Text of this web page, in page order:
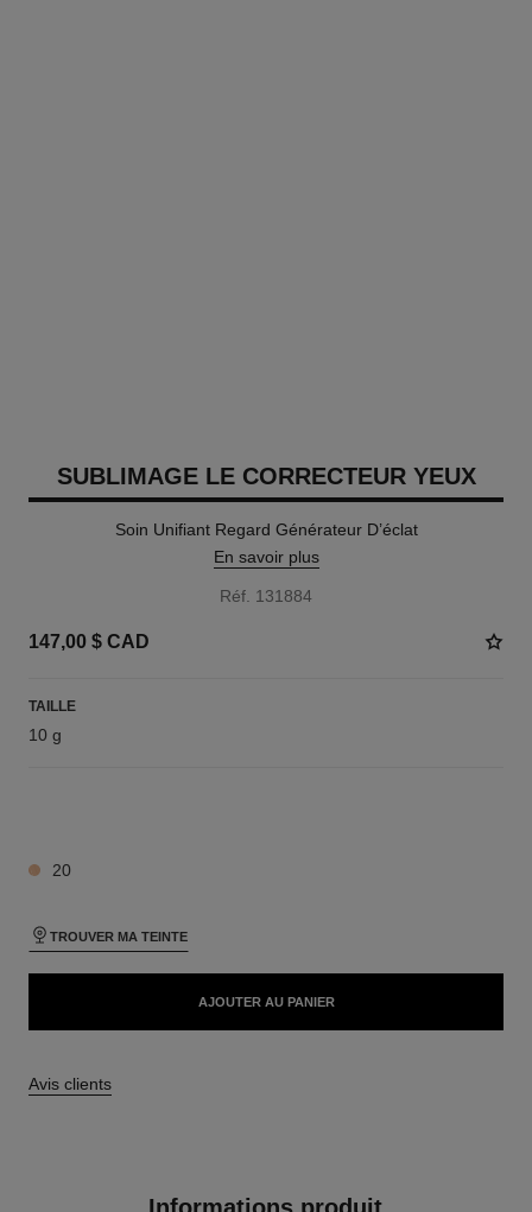
SUBLIMAGE LE CORRECTEUR YEUX
Soin Unifiant Regard Générateur D’éclat
En savoir plus
Réf. 131884
147,00 $ CAD
TAILLE
10 g
20
TROUVER MA TEINTE
AJOUTER AU PANIER
Avis clients